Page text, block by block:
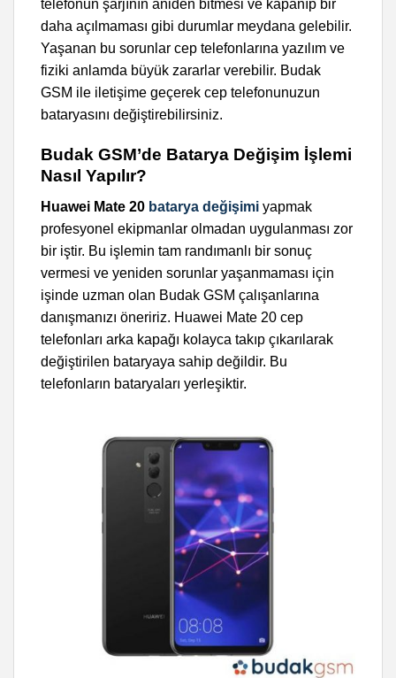
telefonun şarjının aniden bitmesi ve kapanıp bir
daha açılmaması gibi durumlar meydana gelebilir.
Yaşanan bu sorunlar cep telefonlarına yazılım ve
fiziki anlamda büyük zararlar verebilir. Budak
GSM ile iletişime geçerek cep telefonunuzun
bataryasını değiştirebilirsiniz.
Budak GSM’de Batarya Değişim İşlemi
Nasıl Yapılır?
Huawei Mate 20 batarya değişimi yapmak
profesyonel ekipmanlar olmadan uygulanması zor
bir iştir. Bu işlemin tam randımanlı bir sonuç
vermesi ve yeniden sorunlar yaşanmaması için
işinde uzman olan Budak GSM çalışanlarına
danışmanızı öneririz. Huawei Mate 20 cep
telefonları arka kapağı kolayca takıp çıkarılarak
değiştirilen bataryaya sahip değildir. Bu
telefonların bataryaları yerleşiktir.